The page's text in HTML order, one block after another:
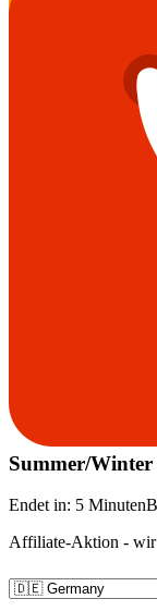
Summer/Winter
Endet in: 5 Minuten
Affiliate-Aktion - wir